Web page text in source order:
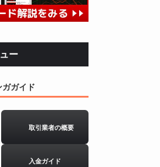
ー
ガガイド
取引業者の概要
入金ガイド